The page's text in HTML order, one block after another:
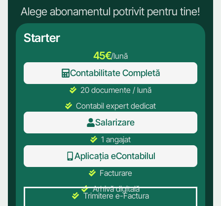
Alege abonamentul potrivit pentru tine!
Starter
45€/lună
Contabilitate Completă
20 documente / lună
Contabil expert dedicat
Salarizare
1 angajat
Aplicația eContabilul
Facturare
Arhivă digitală
Trimitere e-Factura